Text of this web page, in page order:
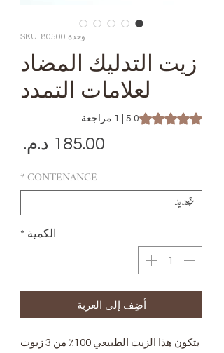
وحدة SKU: 80500
زيت التدليك المضاد
لعلامات التمدد
is 5.0 out of five stars based on 1 review
5.0 | 1 مراجعة
CONTENANCE
*
الكمية *
أضِف إلى العربة
يتكون هذا الزيت الطبيعي 100٪ من 3 زيوت